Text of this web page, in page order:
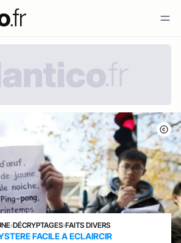
›DÉCRYPTAGES›FAITS DIVERS
FACILE A ECLAIRCIR